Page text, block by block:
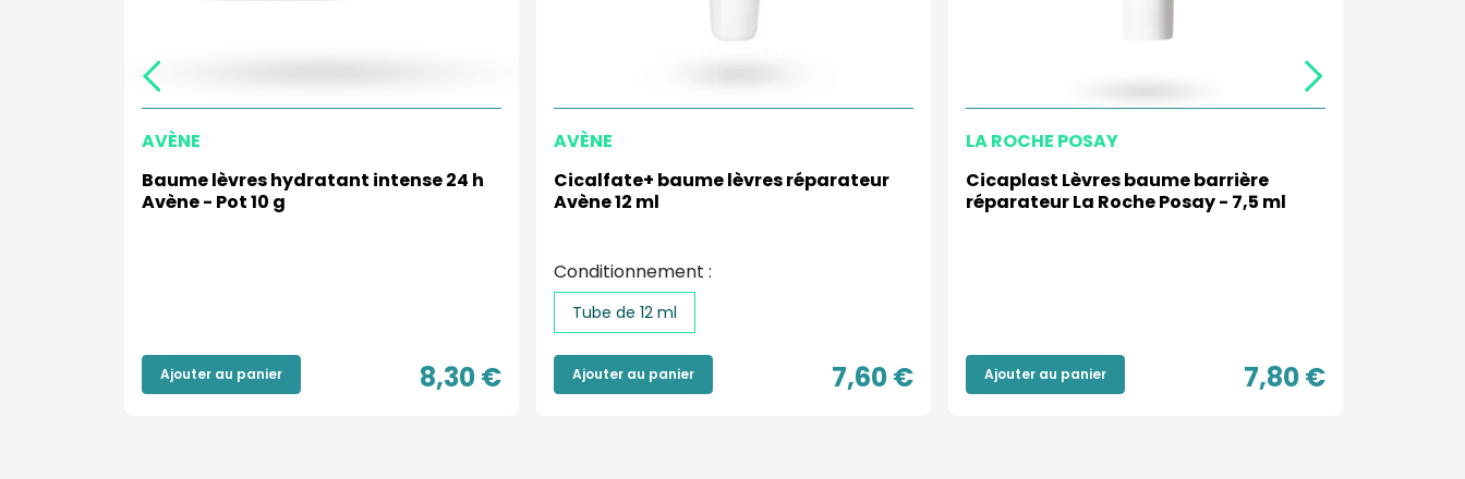
AVÈNE
Baume lèvres hydratant intense 24 h
Avène - Pot 10 g
Ajouter au panier 8,30 €
AVÈNE
Cicalfate+ baume lèvres réparateur
Avène 12 ml
Conditionnement :
Tube de 12 ml
Ajouter au panier 7,60 €
LA ROCHE POSAY
Cicaplast Lèvres baume barrière
réparateur La Roche Posay - 7,5 ml
Ajouter au panier 7,80 €